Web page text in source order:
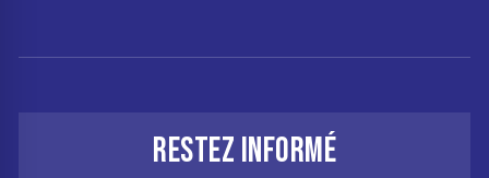
RESTEZ INFORMÉ